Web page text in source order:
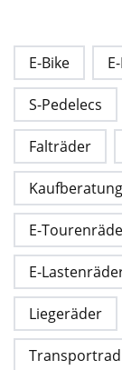
E-Bike
S-Pedelecs
Falträder
Kaufberatung
E-
E-
Liegeräder
Transportrad